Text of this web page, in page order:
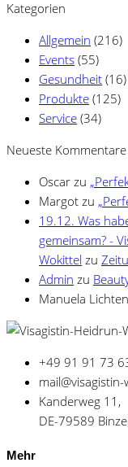
Kategorien
Allgemein (216)
Events (55)
Gesundheit (16)
Produkte (125)
Service (34)
Neueste Kommentare
Oscar zu
Margot zu
19.12. Was
gemeinsam? -
Wokittel zu
Admin zu
Manuela
+49 91 91 73
Kanderweg 11,
DE-79589
Mehr